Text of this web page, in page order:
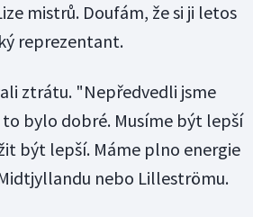
mistrů. Doufám, že si ji letos
reprezentant.
ztrátu. "Nepředvedli jsme
bylo dobré. Musíme být lepší
být lepší. Máme plno energie
nebo Lilleströmu.